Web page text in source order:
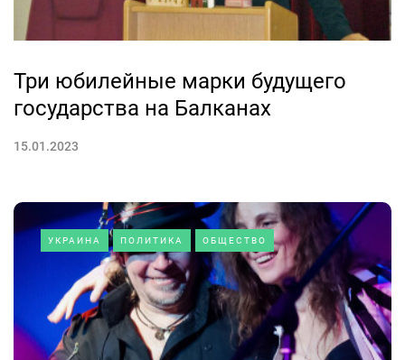
Три юбилейные марки будущего
государства на Балканах
15.01.2023
УКРАИНА ПОЛИТИКА ОБЩЕСТВО